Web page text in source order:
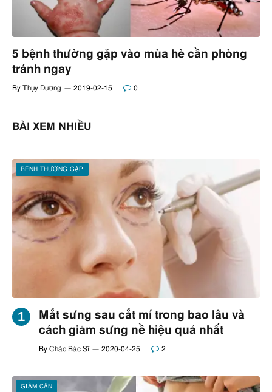
5 bệnh thường gặp vào mùa hè cần phòng
tránh ngay
By Thụy Dương 2019-02-15 0
BÀI XEM NHIỀU
BỆNH THƯỜNG GẶP
Mắt sưng sau cắt mí trong bao lâu và
cách giảm sưng nề hiệu quả nhất
By Chào Bác Sĩ 2020-04-25 2
GIẢM CÂN